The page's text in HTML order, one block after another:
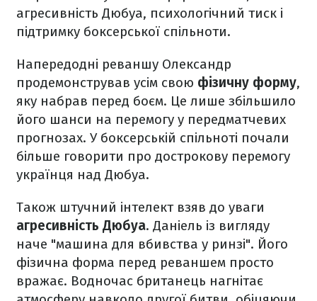
агресивність Дюбуа, психологічний тиск і
підтримку боксерської спільноти.
Напередодні реваншу Олександр
продемонстрував усім свою фізичну форму,
яку набрав перед боєм. Це лише збільшило
його шанси на перемогу у передматчевих
прогнозах. У боксерській спільноті почали
більше говорити про дострокову перемогу
українця над Дюбуа.
Також штучний інтелект взяв до уваги
агресивність Дюбуа. Даніель із вигляду
наче "машина для вбивства у ринзі". Його
фізична форма перед реваншем просто
вражає. Водночас британець нагнітає